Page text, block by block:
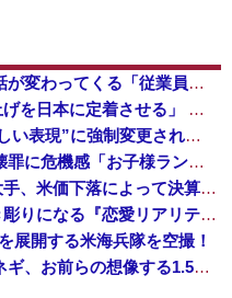
【イオンモール熊本】 一転して話が変わってくる「従業員の避難誘導の証言が複数」イオン側が社内規定に抵触していた疑い
高市総理「物価上昇を上回る賃上げを日本に定着させる」 →国家公務員月給3.51％増へ 地方公務員も追随する見通し
日本の古典作品が”現代にふさわしい表現”に強制変更される事態が進行中、今の価値観に照らせば……
社民党 福島みずほ党首、国旗損壊罪に危機感「お子様ランチの日の丸は折っても破っても処罰されない、 どうでしょう。本当にそうなのか」
高値で米を大量に仕入れた米卸大手、米価下落によって決算が凄まじいことになっている模様
【悲報】ゆうちゃみの暴露で浮き彫りになる『恋愛リアリティー番組』の裏側がヤバイ・・・・・
展開する米海兵隊を空撮！
【画像】 農家ワイが作ったタマネギ、お前らの想像する1.5倍はデカいぞ